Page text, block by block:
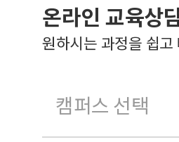
온라인 교육상
원하시는 과정을 쉽